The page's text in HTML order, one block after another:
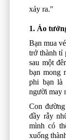
xảy ra."
1. Ảo
Bạn mua
trở thành tỉ
sau một
bạn mong
phi bạn là
người may
Con
đầy rẫy
mình có
xuống